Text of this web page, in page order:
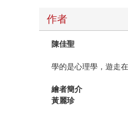
作者
陳佳聖
學的是心理學，遊走
繪者簡介
黃麗珍